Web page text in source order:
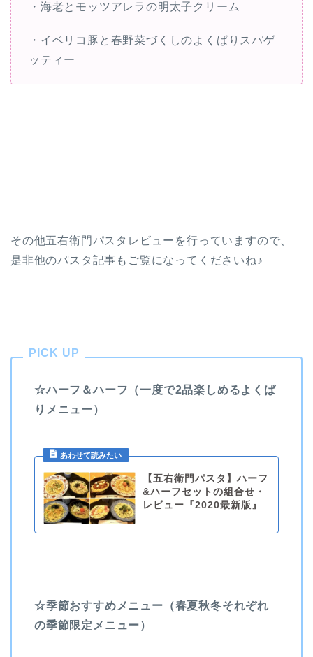
・海老とモッツアレラの明太子クリーム
・イベリコ豚と春野菜づくしのよくばりスパゲ
ッティー
その他五右衛門パスタレビューを行っていますので、
是非他のパスタ記事もご覧になってくださいね♪
☆ハーフ＆ハーフ（一度で2品楽しめるよくば
りメニュー）
【五右衛門パスタ】ハーフ
&ハーフセットの組合せ・
レビュー『2020最新版』
☆季節おすすめメニュー（春夏秋冬それぞれ
の季節限定メニュー）